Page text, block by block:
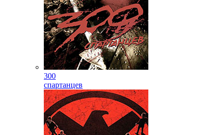
300
спартанцев